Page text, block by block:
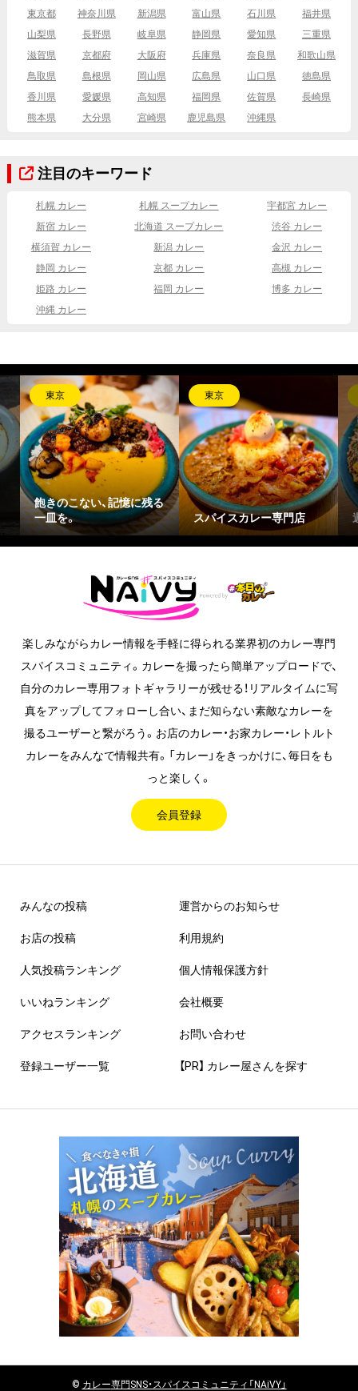
東京都
神奈川県 新潟県 富山県 石川県
福井県
山梨県
長野県 岐阜県 静岡県 愛知県
三重県
滋賀県
京都府 大阪府 兵庫県 奈良県
和歌山県
鳥取県
島根県 岡山県 広島県 山口県
徳島県
香川県
愛媛県 高知県 福岡県 佐賀県
長崎県
熊本県
大分県 宮崎県 鹿児島県 沖縄県
注目のキーワード
札幌 カレー 札幌 スープカレー
宇都宮 カレー
新宿 カレー
北海道 スープカレー
渋谷 カレー
横須賀 カレー
新潟 カレー
金沢 カレー
静岡 カレー
京都 カレー
高槻 カレー
姫路 カレー
福岡 カレー
博多 カレー
沖縄 カレー
る
東京
スパイスカレー専門店
東京
週末限定の間借りカレー
楽しみながらカレー情報を手軽に得られる業界初のカレー専門
スパイスコミュニティ。カレーを撮ったら簡単アップロードで、
自分のカレー専用フォトギャラリーが残せる！リアルタイムに写
真をアップしてフォローし合い、まだ知らない素敵なカレーを
撮るユーザーと繋がろう。お店のカレー・お家カレー・レトルト
カレーをみんなで情報共有。「カレー」をきっかけに、毎日をも
っと楽しく。
会員登録
みんなの投稿
お店の投稿
人気投稿ランキング
いいねランキング
アクセスランキング
登録ユーザー一覧
運営からのお知らせ
利用規約
個人情報保護方針
会社概要
お問い合わせ
【PR】 カレー屋さんを探す
© カレー専門SNS・スパイスコミュニティ「NAiVY」